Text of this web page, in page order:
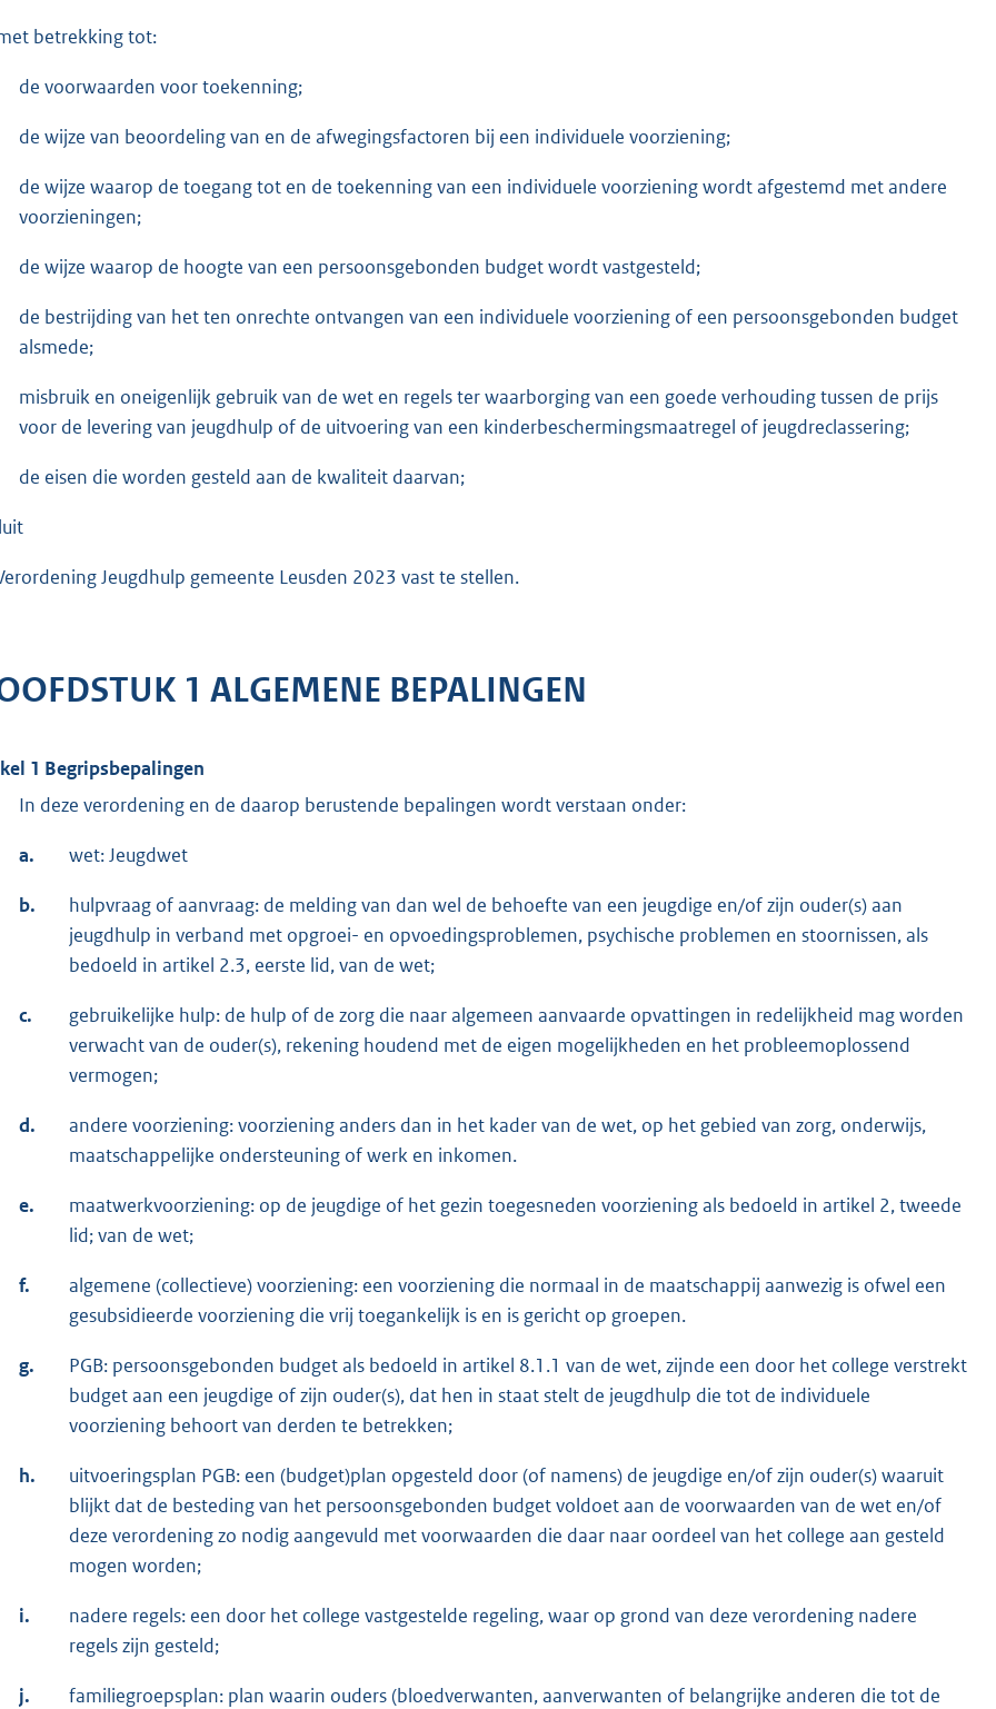
betrekking tot:
de voorwaarden voor toekenning;
de wijze van beoordeling van en de afwegingsfactoren bij een individuele voorziening;
de wijze waarop de toegang tot en de toekenning van een individuele voorziening wordt afgestemd met andere
voorzieningen;
de wijze waarop de hoogte van een persoonsgebonden budget wordt vastgesteld;
de bestrijding van het ten onrechte ontvangen van een individuele voorziening of een persoonsgebonden budget
alsmede;
misbruik en oneigenlijk gebruik van de wet en regels ter waarborging van een goede verhouding tussen de prijs
voor de levering van jeugdhulp of de uitvoering van een kinderbeschermingsmaatregel of jeugdreclassering;
de eisen die worden gesteld aan de kwaliteit daarvan;
Jeugdhulp gemeente Leusden 2023 vast te stellen.
1 ALGEMENE BEPALINGEN
1 Begripsbepalingen
In deze verordening en de daarop berustende bepalingen wordt verstaan onder:
a. wet: Jeugdwet
b.
hulpvraag of aanvraag: de melding van dan wel de behoefte van een jeugdige en/of zijn ouder(s) aan
jeugdhulp in verband met opgroei- en opvoedingsproblemen, psychische problemen en stoornissen, als
bedoeld in artikel 2.3, eerste lid, van de wet;
c.
gebruikelijke hulp: de hulp of de zorg die naar algemeen aanvaarde opvattingen in redelijkheid mag worden
verwacht van de ouder(s), rekening houdend met de eigen mogelijkheden en het probleemoplossend
vermogen;
d.
andere voorziening: voorziening anders dan in het kader van de wet, op het gebied van zorg, onderwijs,
maatschappelijke ondersteuning of werk en inkomen.
e.
maatwerkvoorziening: op de jeugdige of het gezin toegesneden voorziening als bedoeld in artikel 2, tweede
lid; van de wet;
f.
algemene (collectieve) voorziening: een voorziening die normaal in de maatschappij aanwezig is ofwel een
gesubsidieerde voorziening die vrij toegankelijk is en is gericht op groepen.
g.
PGB: persoonsgebonden budget als bedoeld in artikel 8.1.1 van de wet, zijnde een door het college verstrekt
budget aan een jeugdige of zijn ouder(s), dat hen in staat stelt de jeugdhulp die tot de individuele
voorziening behoort van derden te betrekken;
h.
uitvoeringsplan PGB: een (budget)plan opgesteld door (of namens) de jeugdige en/of zijn ouder(s) waaruit
blijkt dat de besteding van het persoonsgebonden budget voldoet aan de voorwaarden van de wet en/of
deze verordening zo nodig aangevuld met voorwaarden die daar naar oordeel van het college aan gesteld
mogen worden;
i.
nadere regels: een door het college vastgestelde regeling, waar op grond van deze verordening nadere
regels zijn gesteld;
j.
familiegroepsplan: plan waarin ouders (bloedverwanten, aanverwanten of belangrijke anderen die tot de